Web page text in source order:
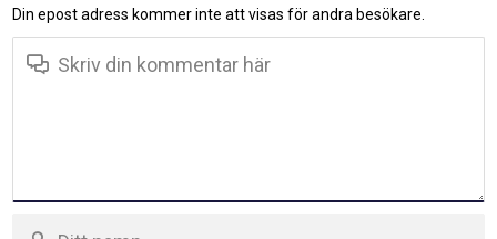
Din epost adress kommer inte att visas för andra besökare.